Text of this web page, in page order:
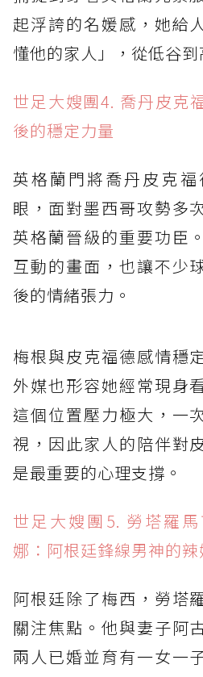
起浮誇的名媛感，她給
懂他的家人」，從低谷到
世足大嫂團4. 喬丹皮克
後的穩定力量
英格蘭門將喬丹皮克
眼，面對墨西哥攻勢多
英格蘭晉級的重要功臣
互動的畫面，也讓不少
後的情緒張力。
梅根與皮克福德感情穩
外媒也形容她經常現身
這個位置壓力極大，一
視，因此家人的陪伴對
是最重要的心理支撐。
世足大嫂團5. 勞塔羅
娜：阿根廷鋒線男神的
阿根廷除了梅西，勞塔
關注焦點。他與妻子阿
兩人已婚並育有一女一